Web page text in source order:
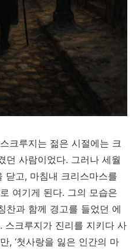
크루지는 젊은 시절에는 크
던 사람이었다. 그러나 세월
닫고, 마침내 크리스마스를
여기게 된다. 그의 모습은
찬과 함께 경고를 들었던 에
스크루지가 진리를 지키다 사
, ‘첫사랑을 잃은 인간의 마